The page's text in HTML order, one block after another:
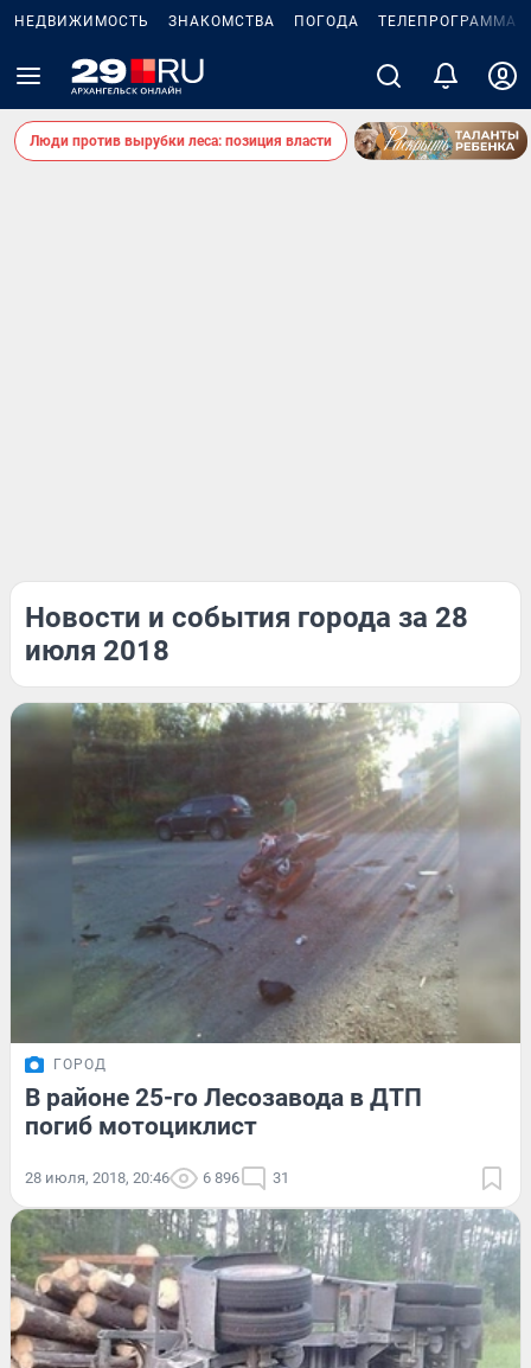
НЕДВИЖИМОСТЬ ЗНАКОМСТВА ПОГОДА ТЕЛЕПРОГРАММА
Люди против вырубки леса: позиция власти
Новости и события города за 28
июля 2018
ГОРОД
В районе 25-го Лесозавода в ДТП
погиб мотоциклист
28 июля, 2018, 20:46 6 896 31